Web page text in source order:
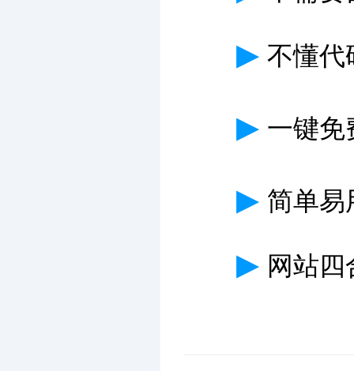
▶ 不懂代
▶ 一键免
▶ 简单易
▶ 网站四